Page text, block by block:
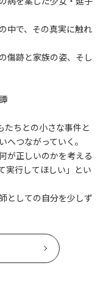
中で、その真実に触れ
傷跡と家族の姿、そし
たちとの小さな事件と
つながっていく。
が正しいのかを考える
実行してほしい」とい
としての自分を少しず